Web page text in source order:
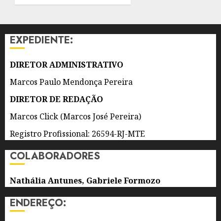
NA
MORTES
5 DE
AGOSTO
0
E
5 DE
AGOSTO
0
EXPEDIENTE:
DIRETOR ADMINISTRATIVO
Marcos Paulo Mendonça Pereira
DIRETOR DE REDAÇÃO
Marcos Click (Marcos José Pereira)
Registro Profissional: 26594-RJ-MTE
COLABORADORES
Nathália Antunes, Gabriele Formozo
ENDEREÇO: